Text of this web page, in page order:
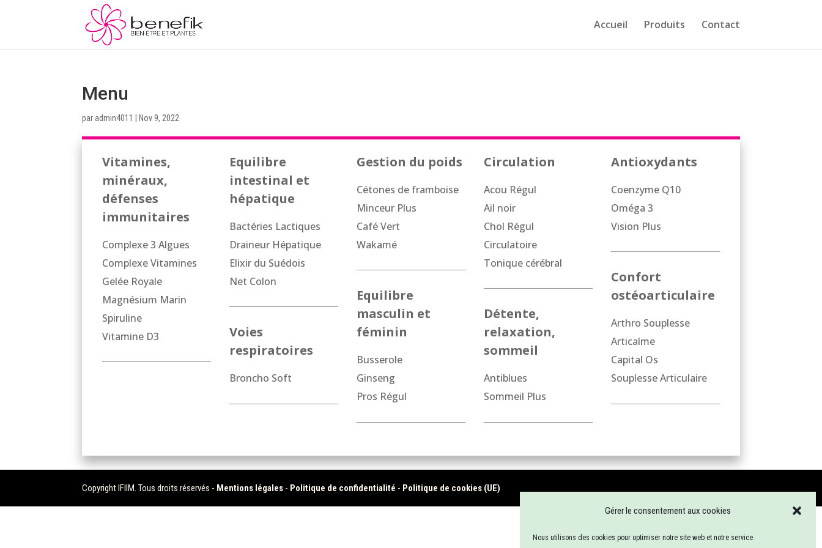
Gérer le consentement aux cookies
Nous utilisons des cookies pour optimiser notre site web et notre service.
Accueil Produits Contact
Menu
par admin4011 Nov 9, 2022
Vitamines,
minéraux,
défenses
immunitaires
Complexe 3 Algues
Complexe Vitamines
Gelée Royale
Magnésium Marin
Spiruline
Vitamine D3
Equilibre
intestinal et
hépatique
Bactéries Lactiques
Draineur Hépatique
Elixir du Suédois
Net Colon
Voies
respiratoires
Broncho Soft
Gestion du poids
Cétones de framboise
Minceur Plus
Café Vert
Wakamé
Equilibre
masculin et
féminin
Busserole
Ginseng
Pros Régul
Circulation
Acou Régul
Ail noir
Chol Régul
Circulatoire
Tonique cérébral
Détente,
relaxation,
sommeil
Antiblues
Sommeil Plus
Antioxydants
Coenzyme Q10
Oméga 3
Vision Plus
Confort
ostéoarticulaire
Arthro Souplesse
Articalme
Capital Os
Souplesse Articulaire
Copyright IFIIM. Tous droits réservés - Mentions légales - Politique de confidentialité - Politique de cookies (UE)